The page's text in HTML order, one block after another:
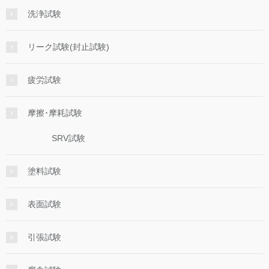
洗浄試験
リーク試験(封止試験)
疲労試験
摩擦･摩耗試験
SRV試験
塗料試験
表面試験
引張試験